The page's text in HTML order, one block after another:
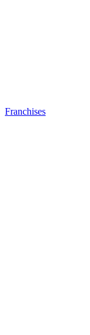
Franchises